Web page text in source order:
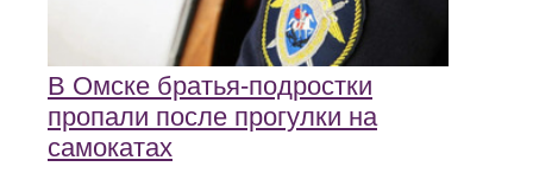
В Омске братья-подростки
пропали после прогулки на
самокатах